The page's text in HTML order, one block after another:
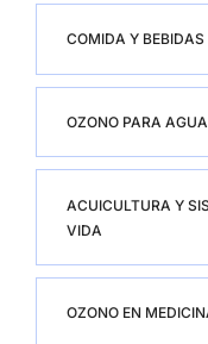
COMIDA Y BEBIDAS
OZONO PARA
ACUICULTURA Y
VIDA
OZONO EN